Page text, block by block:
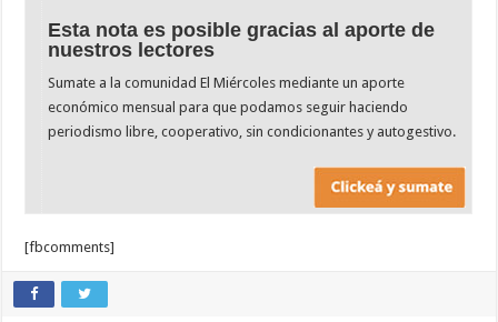
Esta nota es posible gracias al aporte de
nuestros lectores
Sumate a la comunidad El Miércoles mediante un aporte
económico mensual para que podamos seguir haciendo
periodismo libre, cooperativo, sin condicionantes y autogestivo.
[fbcomments]